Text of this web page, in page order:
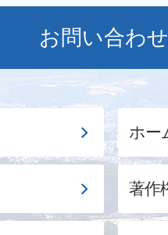
お問い合わせ
ホー
著作